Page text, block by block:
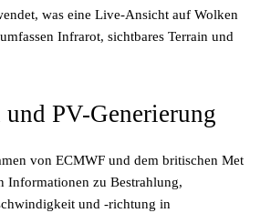
was eine Live-Ansicht auf Wolken
Infrarot, sichtbares Terrain und
und PV-Generierung
von ECMWF und dem britischen Met
Informationen zu Bestrahlung,
und -richtung in